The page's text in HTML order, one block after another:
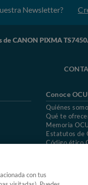
Newsletter?
CANON PIXMA
Conoce OCU
Quiénes
Qué te
Memoria
Estatutos de
Código ético
Uso del nombre y
con tus